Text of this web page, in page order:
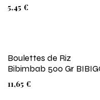
5,45 €
Boulettes de Riz
Bibimbab 500 Gr
11,65 €